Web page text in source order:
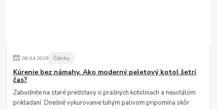
08.04.2026 Články
Kúrenie bez námahy. Ako moderný peletový kotol šetrí
čas?
Zabudnite na staré predstavy o prašných kotolniach a neustálom
prikladaní. Dnešné vykurovanie tuhým palivom pripomína skôr